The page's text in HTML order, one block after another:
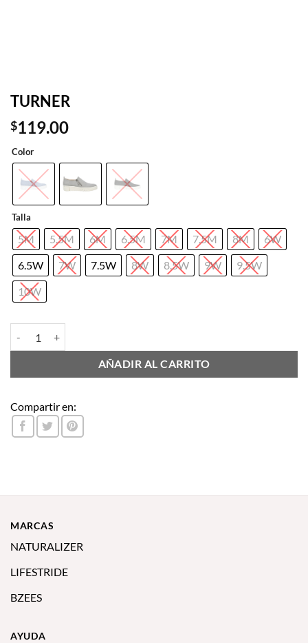
TURNER
$119.00
Color
Talla
5M 5.5M 6M 6.5M 7M 7.5M 8M
6W
6.5W
7W 7.5W 8W 8.5W 9W
9.5W
10W
AÑADIR AL CARRITO
Compartir en:
MARCAS
NATURALIZER
LIFESTRIDE
BZEES
AYUDA